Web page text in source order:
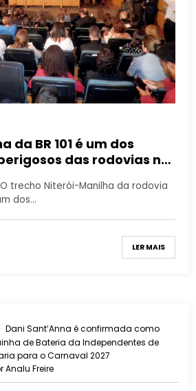
da BR 101 é um dos
das rodovias no
trecho Niterói-Manilha da rodovia
dos…
LER MAIS
Dani Sant’Anna é confirmada como
de Bateria da Independentes de
para o Carnaval 2027
Analu Freire